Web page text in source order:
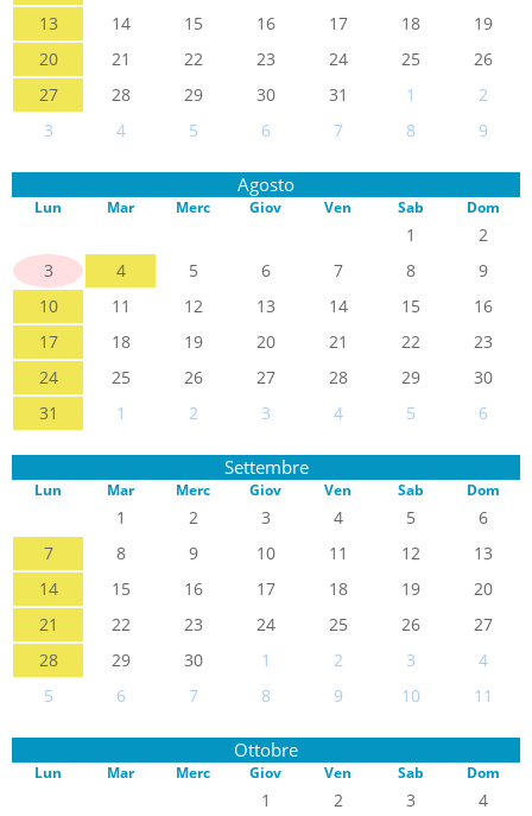
13
14 15 16 17 18
19
20
21 22 23 24 25
26
27
28 29 30 31 1
2
3
4 5 6 7 8 9
Agosto
Lun Mar Merc Giov Ven Sab Dom
1
2
3
4 5 6 7 8
9
10
11 12 13 14 15
16
17
18 19 20 21 22
23
24
25 26 27 28 29
30
31
1 2 3 4 5 6
Settembre
Lun Mar Merc Giov Ven Sab Dom
1 2 3 4 5
6
7
8 9 10 11 12
13
14
15 16 17 18 19
20
21
22 23 24 25 26
27
28
29 30 1 2 3
4
5
6 7 8 9 10 11
Ottobre
Lun Mar Merc Giov Ven Sab Dom
1 2 3 4